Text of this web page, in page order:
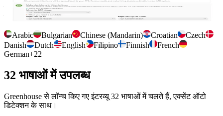
जॉब डिस्क्रिप्शन ऑटो इम्पोर्ट करें, चुने गए Greenhouse चरण पर उम्मीदवारों
को ऑटो आमंत्रित करें, और परिणामों के सिंक को नियंत्रित करें।
Arabic Bulgarian Chinese (Mandarin) Croatian
Czech
Danish
Dutch English Filipino Finnish
French
German+22
32 भाषाओं में उपलब्ध
Greenhouse से लॉन्च किए गए इंटरव्यू 32 भाषाओं में चलते हैं, एक्सेंट ऑटो
डिटेक्शन के साथ।